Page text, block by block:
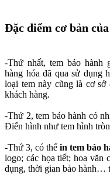
Đặc điểm cơ bản
-Thứ nhất, tem bảo hành
hàng hóa đã qua sử dụng
loại tem này cũng là cơ sở
khách hàng.
-Thứ 2, tem bảo hành có
Điển hình như tem hình
-Thứ 3, có thểin tem bảo
logo; các họa tiết; hoa văn
dụng, thời gian bảo hành…